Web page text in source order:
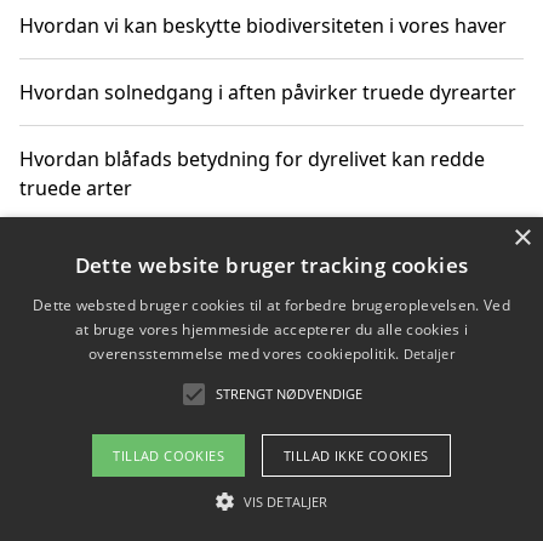
Hvordan vi kan beskytte biodiversiteten i vores haver
Hvordan solnedgang i aften påvirker truede dyrearter
Hvordan blåfads betydning for dyrelivet kan redde
truede arter
Hvordan kan gaver til unge voksne støtte bevarelsen
Copyright 2026 - Pilanto Aps
Om / kontakt
Blog Betingelser
×
Dette website bruger tracking cookies
Dette websted bruger cookies til at forbedre brugeroplevelsen. Ved
at bruge vores hjemmeside accepterer du alle cookies i
overensstemmelse med vores cookiepolitik. Detaljer
STRENGT NØDVENDIGE
TILLAD COOKIES TILLAD IKKE COOKIES
VIS DETALJER